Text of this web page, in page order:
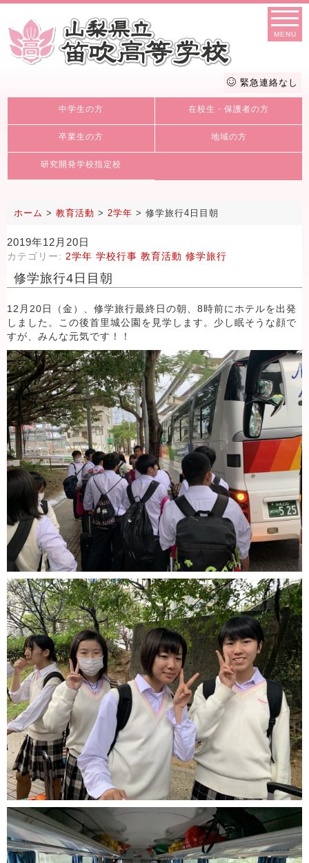
MENU
緊急連絡なし
中学生の方 在校生・保護者の方
卒業生の方 地域の方
研究開発学校指定校
ホーム > 教育活動 > 2学年 > 修学旅行4日目朝
2019年12月20日
カテゴリー: 2学年 学校行事 教育活動 修学旅行
修学旅行4日目朝
12月20日（金）、修学旅行最終日の朝、8時前にホテルを出発
しました。この後首里城公園を見学します。少し眠そうな顔で
すが、みんな元気です！！